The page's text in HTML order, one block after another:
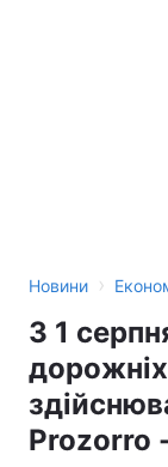
Новини ›
З 1
Prozorro